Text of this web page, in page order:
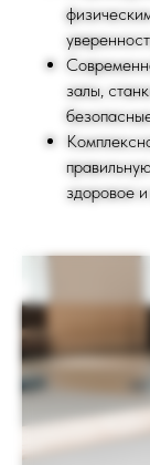
залы,
здоровое
Мы на связи
24/7